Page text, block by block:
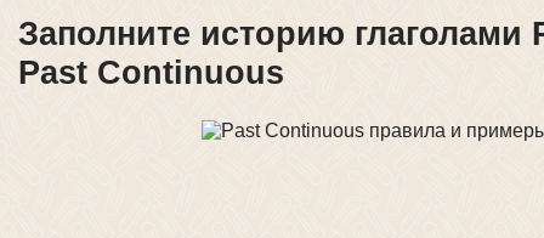
Заполните историю глаголами
Past Continuous